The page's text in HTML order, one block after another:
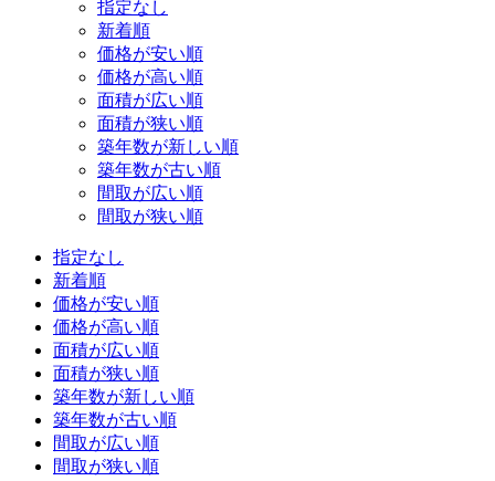
指定なし
新着順
価格が安い順
価格が高い順
面積が広い順
面積が狭い順
築年数が新しい順
築年数が古い順
間取が広い順
間取が狭い順
指定なし
新着順
価格が安い順
価格が高い順
面積が広い順
面積が狭い順
築年数が新しい順
築年数が古い順
間取が広い順
間取が狭い順